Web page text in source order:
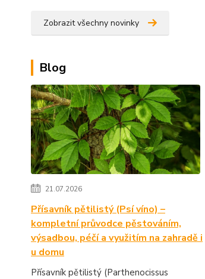
Zobrazit všechny novinky
Blog
21.07.2026
Přísavník pětilistý (Psí víno) –
kompletní průvodce pěstováním,
výsadbou, péčí a využitím na zahradě i
u domu
Přísavník pětilistý (Parthenocissus